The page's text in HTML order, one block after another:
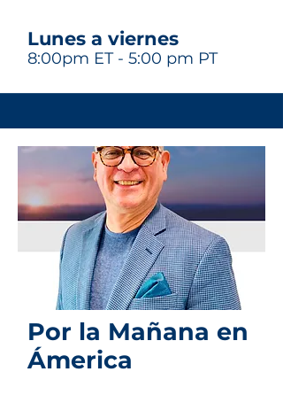
Lunes a viernes
8:00pm ET - 5:00 pm PT
Por la Mañana en
Ámerica